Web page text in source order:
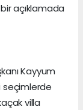
açıklamada
Kayyum
seçimlerde
villa